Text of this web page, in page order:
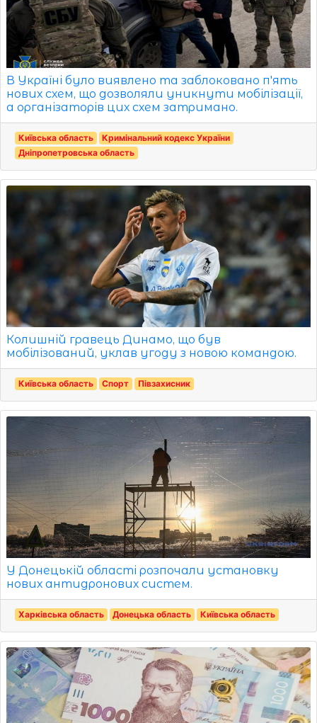
В Україні було виявлено та заблоковано п'ять
нових схем, що дозволяли уникнути мобілізації,
а організаторів цих схем затримано.
Київська область
Кримінальний кодекс України
Дніпропетровська область
Колишній гравець Динамо, що був
мобілізований, уклав угоду з новою командою.
Київська область Спорт Півзахисник
У Донецькій області розпочали установку
нових антидронових систем.
Харківська область Донецька область Київська область